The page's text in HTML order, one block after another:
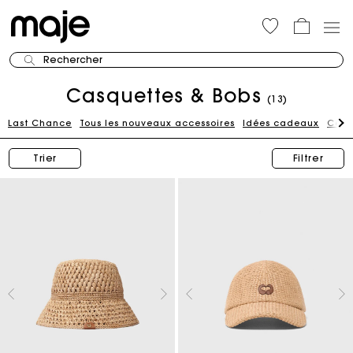
Rechercher
Casquettes & Bobs (13)
Last Chance Tous les nouveaux accessoires Idées cadeaux
Trier Filtrer